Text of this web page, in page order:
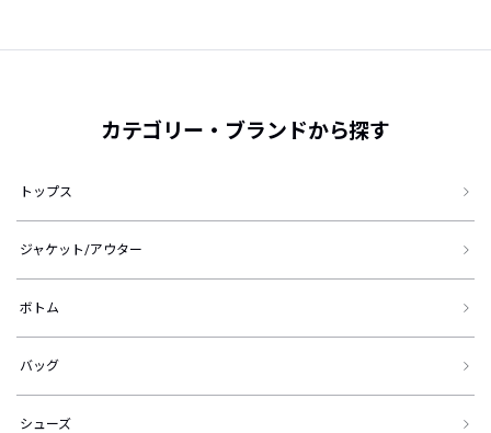
カテゴリー・ブランドから探す
トップス
ジャケット/アウター
ボトム
バッグ
シューズ